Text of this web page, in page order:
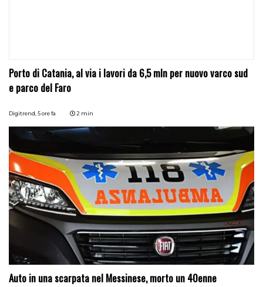
Porto di Catania, al via i lavori da 6,5 mln per nuovo varco sud
e parco del Faro
Digitrend,5 ore fa 2 min
Auto in una scarpata nel Messinese, morto un 40enne